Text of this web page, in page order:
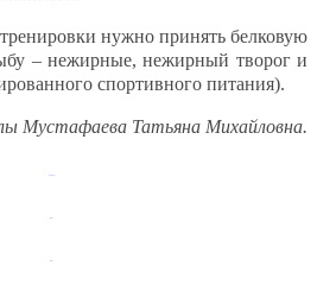
нужно принять белковую
– нежирные, нежирный творог и
спортивного питания).
Мустафаева Татьяна Михайловна.